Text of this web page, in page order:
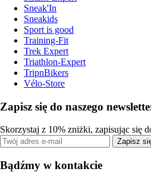
Sneak'In
Sneakids
Sport is good
Training-Fit
Trek Expert
Triathlon-Expert
TripnBikers
Vélo-Store
Zapisz się do naszego
Skorzystaj z 10% zniżki, zapisując się
Zapisz
Bądźmy w kontakcie